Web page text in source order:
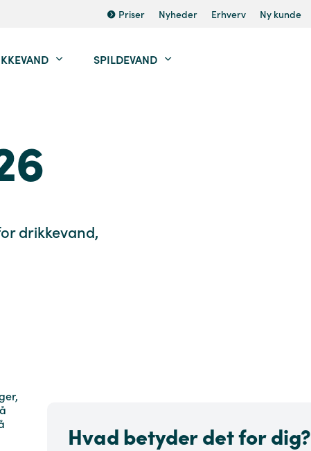
SPILDEVAND
Priser Nyheder Erhverv Ny kunde
drikkevand,
Hvad betyder det for dig?